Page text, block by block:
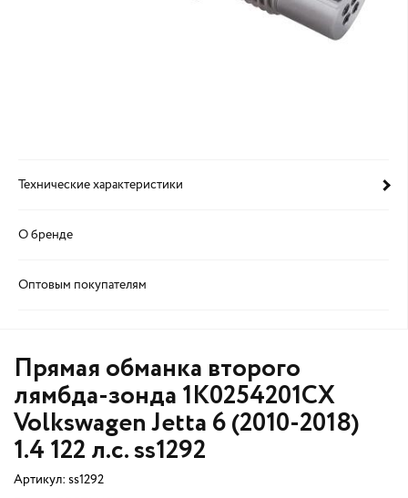
Технические характеристики
О бренде
Оптовым покупателям
Прямая обманка второго
лямбда-зонда 1K0254201CX
Volkswagen Jetta 6 (2010-2018)
1.4 122 л.с. ss1292
Артикул: ss1292